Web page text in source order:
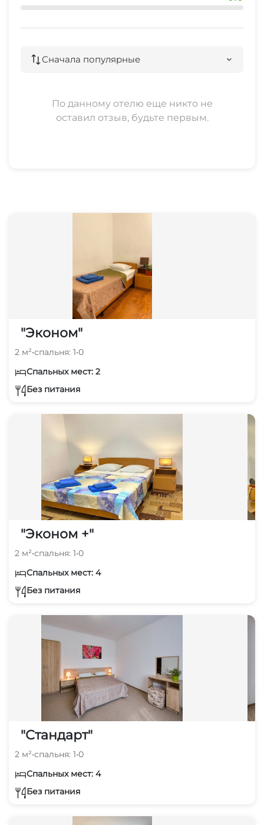
Сначала популярные
По данному отелю еще никто не
оставил отзыв, будьте первым.
"Эконом"
2 м²•спальня: 1•0
Спальных мест: 2
Без питания
"Эконом +"
2 м²•спальня: 1•0
Спальных мест: 4
Без питания
"Стандарт"
2 м²•спальня: 1•0
Спальных мест: 4
Без питания